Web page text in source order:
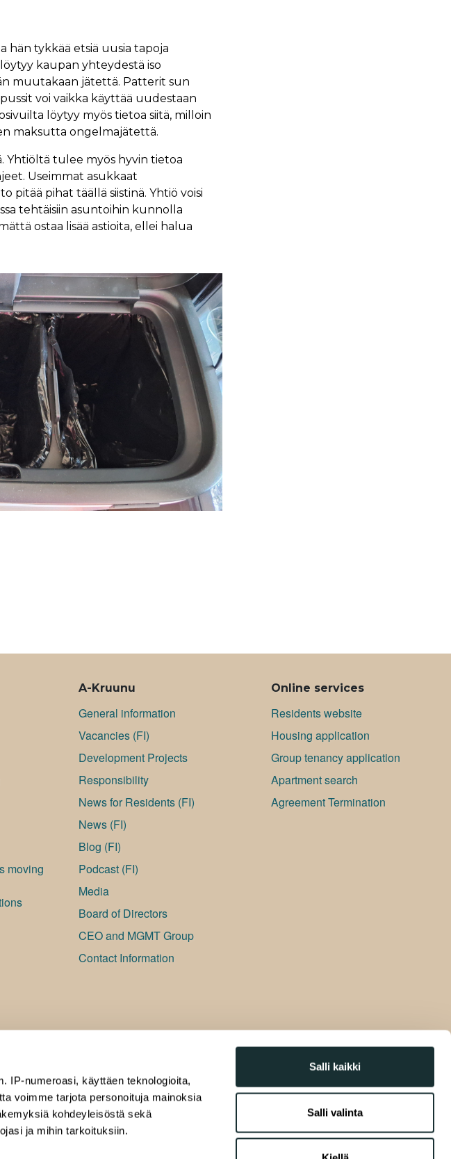
IP-numeroasi, käyttäen teknologioita,
voimme tarjota personoituja mainoksia
kohdeyleisöstä sekä
ja mihin tarkoituksiin.
Salli kaikki
Salli valinta
hän tykkää etsiä uusia tapoja
kaupan yhteydestä iso
muutakaan jätettä. Patterit sun
voi vaikka käyttää uudestaan
löytyy myös tietoa siitä, milloin
maksutta ongelmajätettä.
Yhtiöltä tulee myös hyvin tietoa
Useimmat asukkaat
pitää pihat täällä siistinä. Yhtiö voisi
tehtäisiin asuntoihin kunnolla
ostaa lisää astioita, ellei halua
moving
A-Kruunu
General information
Va­can­cies (FI)
Development Projects
Responsibility
News for Residents (FI)
News (FI)
Blog (FI)
Podcast (FI)
Media
Board of Directors
CEO and MGMT Group
Contact Information
Online services
Residents website
Housing application
Group tenancy application
Apartment search
Agreement Termination